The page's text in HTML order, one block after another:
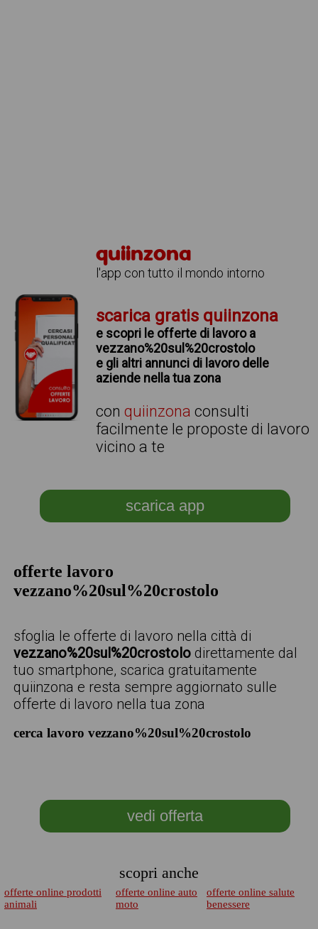
quiinzona
l'app con tutto il mondo intorno
scarica gratis quiinzona
e scopri le offerte di lavoro a
vezzano%20sul%20crostolo
e gli altri annunci di lavoro delle
aziende nella tua zona
conquiinzona consulti
facilmente le proposte di lavoro
vicino a te
scarica app
offerte lavoro
vezzano%20sul%20crostolo
sfoglia le offerte di lavoro nella città di
vezzano%20sul%20crostolo direttamente dal
tuo smartphone, scarica gratuitamente
quiinzona e resta sempre aggiornato sulle
offerte di lavoro nella tua zona
cerca lavoro vezzano%20sul%20crostolo
vedi offerta
scopri anche
offerte online prodotti
animali
offerte online auto
moto
offerte online salute
benessere